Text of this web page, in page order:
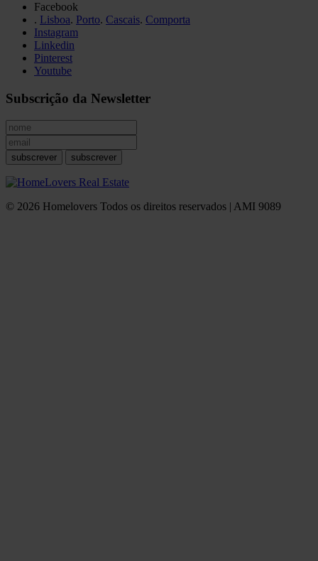
Facebook
. Lisboa. Porto. Cascais. Comporta
Instagram
Linkedin
Pinterest
Youtube
Subscrição da Newsletter
subscrever subscrever
© 2026 Homelovers Todos os direitos reservados | AMI 9089